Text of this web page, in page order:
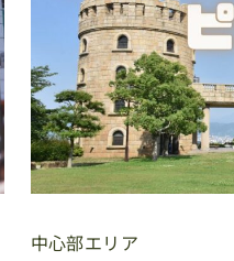
中心部エリア